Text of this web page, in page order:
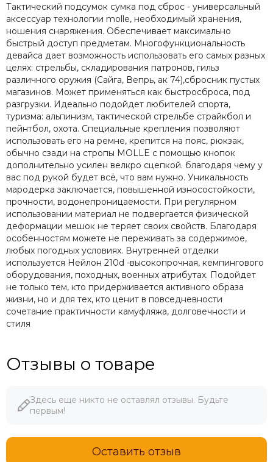
Тактический подсумок сумка под сброс - универсальный
аксессуар технологии molle, необходимый хранения,
ношения снаряжения. Обеспечивает максимально
быстрый доступ предметам. Многофункциональность
девайса дает возможность использовать его самых разных
целях: стрельбы, складирования патронов, гильз
различного оружия (Сайга, Вепрь, ак 74),сбросник пустых
магазинов. Может применяться как быстросброса, под
разгрузки. Идеально подойдет любителей спорта,
туризма: альпинизм, тактической стрельбе страйкбол и
пейнтбол, охота. Специальные крепления позволяют
использовать его на ремне, крепится на пояс, рюкзак,
обычно сзади на стропы MOLLE с помощью кнопок
дополнительно усилен велкро сцепкой. благодаря чему у
вас под рукой будет всё, что вам нужно. Уникальность
мародерка заключается, повышенной износостойкости,
прочности, водонепроницаемости. При регулярном
использовании материал не подвергается физической
деформации мешок не теряет своих свойств. Благодаря
особенностям можете не переживать за содержимое,
любых погодных условиях. Внутренней отделки
используется Нейлон 210d -высокопрочная, кемпингового
оборудования, походных, военных атрибутах. Подойдет
не только тем, кто придерживается активного образа
жизни, но и для тех, кто ценит в повседневности
сочетание практичности камуфляжа, долговечности и
стиля
Отзывы о товаре
Здесь еще никто не оставлял отзывы. Будьте
первым!
Оставить отзыв